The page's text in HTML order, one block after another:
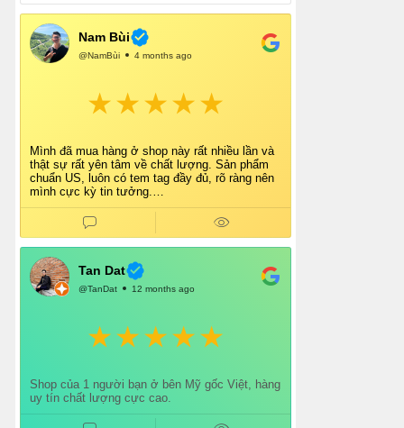
Nam Bùi
@NamBùi 4 months ago
Mình đã mua hàng ở shop này rất nhiều lần và
thật sự rất yên tâm về chất lượng. Sản phẩm
chuẩn US, luôn có tem tag đầy đủ, rõ ràng nên
mình cực kỳ tin tưởng.
Shop tư vấn nhiệt tình, giao hàng nhanh, đóng
gói cẩn thận. Mỗi lần mua đều cảm thấy hài
Chắc chắn mình sẽ tiếp tục ủng hộ shop lâu dài
và giới thiệu thêm cho bạn bè 👍
Tan Dat
@TanDat 12 months ago
Shop của 1 người bạn ở bên Mỹ gốc Việt, hàng
uy tín chất lượng cực cao.